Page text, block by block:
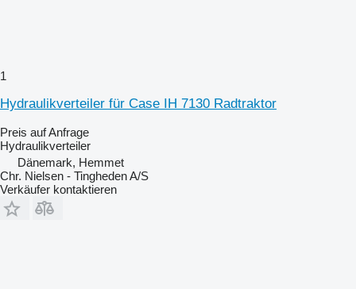
1
Hydraulikverteiler für Case IH 7130 Radtraktor
Preis auf Anfrage
Hydraulikverteiler
Dänemark, Hemmet
Chr. Nielsen - Tingheden A/S
Verkäufer kontaktieren